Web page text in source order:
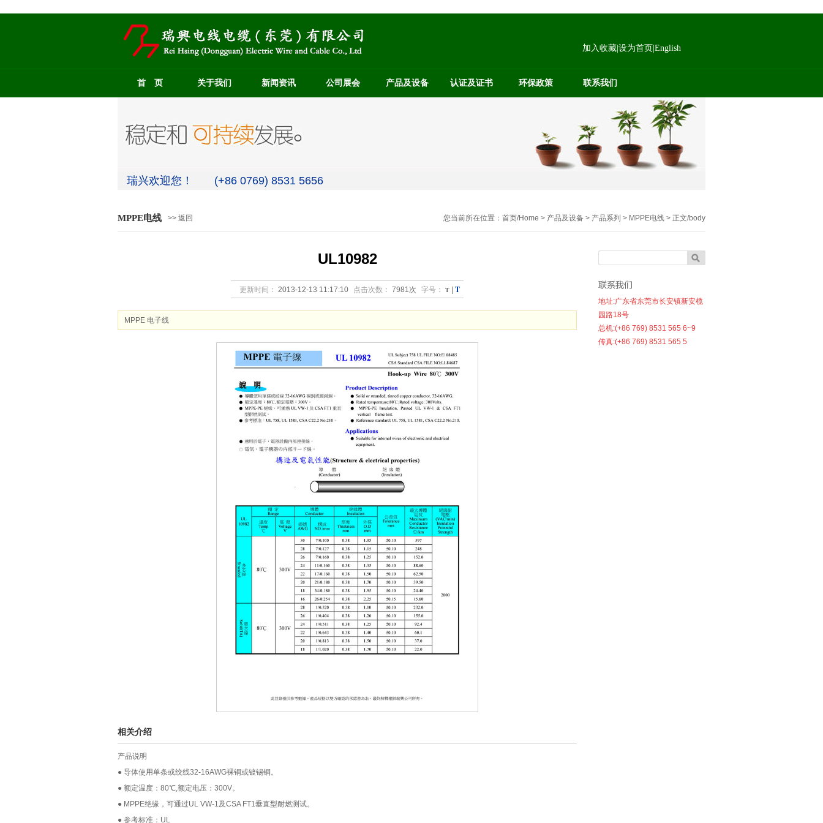
加入收藏 设为首页 English
首 页 关于我们 新闻资讯 公司展会 产品及设备 认证及证书 环保政策 联系我们
瑞兴欢迎您！ (+86 0769) 8531 5656
MPPE电线 >> 返回 您当前所在位置： 首页/Home > 产品及设备 > 产品系列 > MPPE电线 > 正文/body
UL10982
更新时间： 2013-12-13 11:17:10 点击次数： 7981次 字号： T T
MPPE 电子线
相关介绍
产品说明
● 导体使用单条或绞线32-16AWG裸铜或镀锡铜。
● 额定温度：80℃,额定电压：300V。
● MPPE绝缘，可通过UL VW-1及CSA FT1垂直型耐燃测试。
● 参考标准：UL
地址:广东省东莞市长安镇新安榄
园路18号
总机:(+86 769) 8531 565 6~9
传真:(+86 769) 8531 565 5